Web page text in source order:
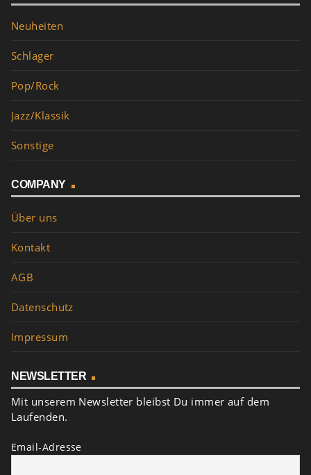
Neuheiten
Schlager
Pop/Rock
Jazz/Klassik
Sonstige
COMPANY
Über uns
Kontakt
AGB
Datenschutz
Impressum
NEWSLETTER
Mit unserem Newsletter bleibst Du immer auf dem
Laufenden.
Email-Adresse